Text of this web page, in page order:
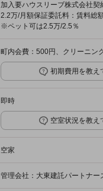
加入要ハウスリーブ株式会社契
2.2万/月額保証委託料：賃料総
※ペット可は2.5万/2.5％
町内会費：500円、クリーニン
初期費用を教え
即時
空室状況を教え
空家
管理会社：大東建託パートナー